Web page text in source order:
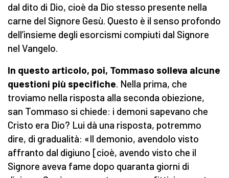
dal dito di Dio, cioè da Dio stesso presente nella
carne del Signore Gesù. Questo è il senso profondo
dell’insieme degli esorcismi compiuti dal Signore
nel Vangelo.
In questo articolo, poi, Tommaso solleva alcune
questioni più specifiche. Nella prima, che
troviamo nella risposta alla seconda obiezione,
san Tommaso si chiede: i demoni sapevano che
Cristo era Dio? Lui dà una risposta, potremmo
dire, di gradualità: «Il demonio, avendolo visto
affranto dal digiuno [cioè, avendo visto che il
Signore aveva fame dopo quaranta giorni di